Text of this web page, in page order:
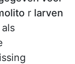
r larven